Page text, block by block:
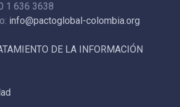
1 636 3638
info@pactoglobal-colombia.org
DE LA INFORMACIÓN